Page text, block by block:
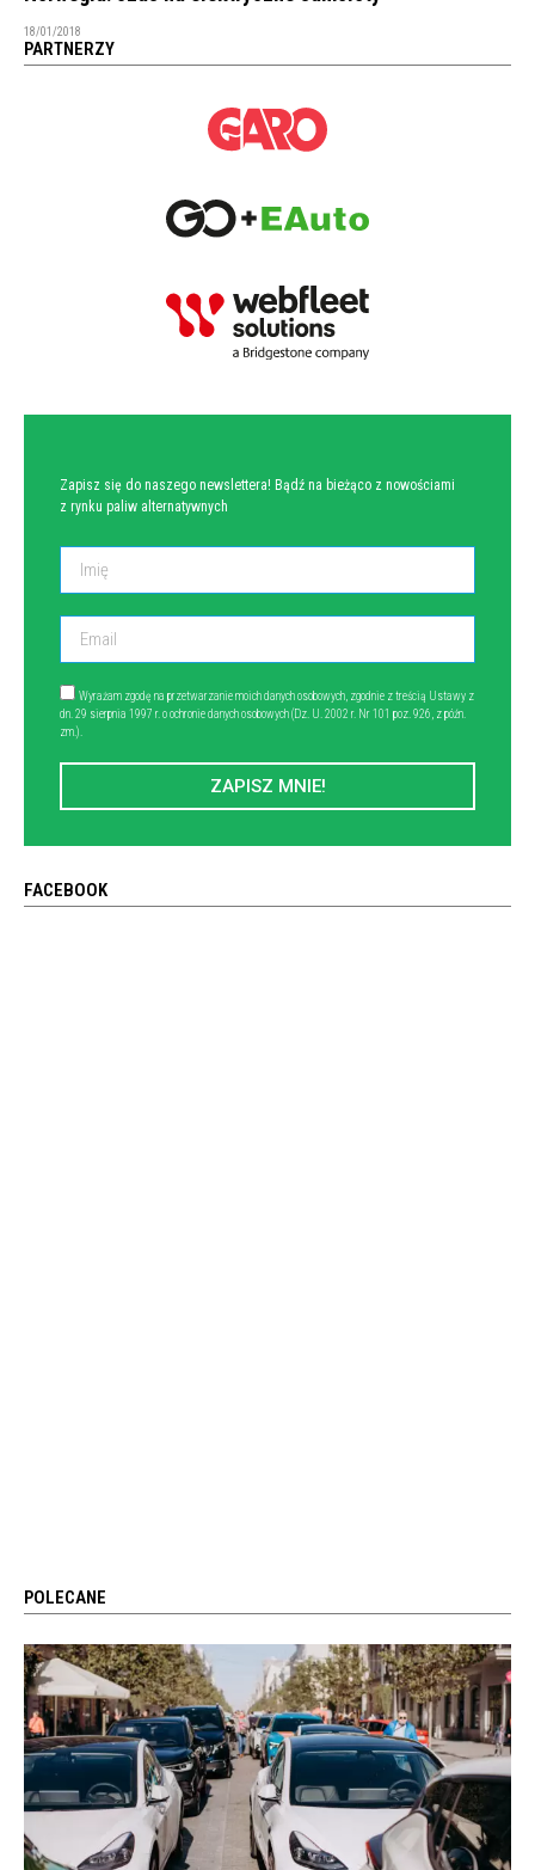
18/01/2018
PARTNERZY
Zapisz się do naszego newslettera! Bądź na bieżąco z nowościami
z rynku paliw alternatywnych
Wyrażam zgodę na przetwarzanie moich danych osobowych, zgodnie z treścią Ustawy z
dn. 29 sierpnia 1997 r. o ochronie danych osobowych (Dz. U. 2002 r. Nr 101 poz. 926, z późn.
zm.).
ZAPISZ MNIE!
FACEBOOK
POLECANE